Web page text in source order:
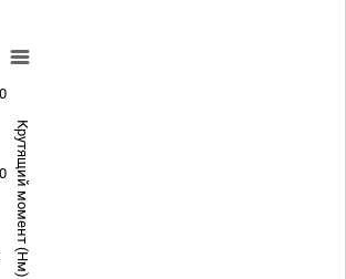
Крутящий момент (Нм)